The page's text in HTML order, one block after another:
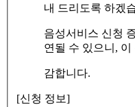
내 드리도록 하겠
음성서비스 신청
연될 수 있으니,
감합니다.
[신청 정보]